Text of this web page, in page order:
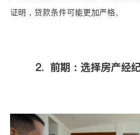
证明，贷款条件可能更加严格。
2. 前期：选择房产经